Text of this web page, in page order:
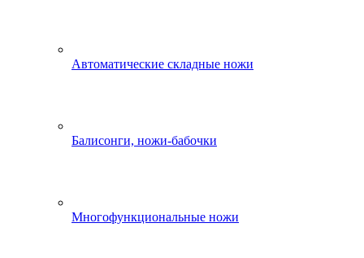
Автоматические складные ножи
Балисонги, ножи-бабочки
Многофункциональные ножи